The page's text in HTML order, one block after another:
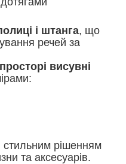
і штанга, що
речей за
просторі висувні
рішенням
та аксесуарів.